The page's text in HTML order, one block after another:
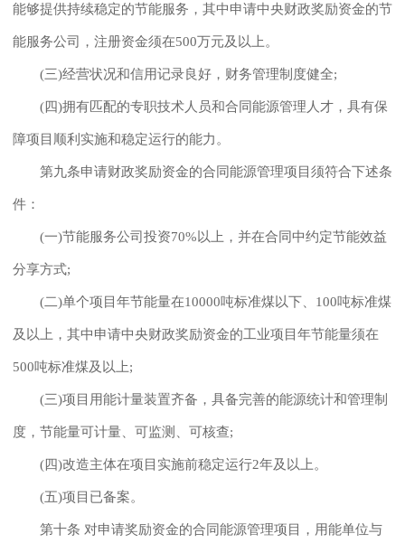
能够提供持续稳定的节能服务，其中申请中央财政奖励资金的节
能服务公司，注册资金须在500万元及以上。
(三)经营状况和信用记录良好，财务管理制度健全;
(四)拥有匹配的专职技术人员和合同能源管理人才，具有保
障项目顺利实施和稳定运行的能力。
第九条申请财政奖励资金的合同能源管理项目须符合下述条
件：
(一)节能服务公司投资70%以上，并在合同中约定节能效益
分享方式;
(二)单个项目年节能量在10000吨标准煤以下、100吨标准煤
及以上，其中申请中央财政奖励资金的工业项目年节能量须在
500吨标准煤及以上;
(三)项目用能计量装置齐备，具备完善的能源统计和管理制
度，节能量可计量、可监测、可核查;
(四)改造主体在项目实施前稳定运行2年及以上。
(五)项目已备案。
第十条 对申请奖励资金的合同能源管理项目，用能单位与